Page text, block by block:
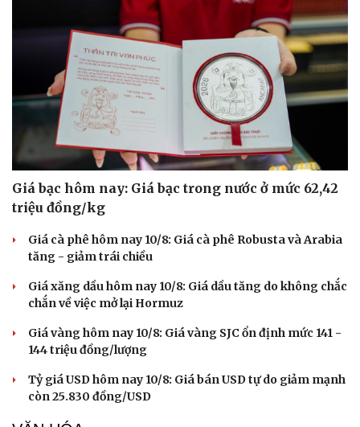
Giá bạc hôm nay: Giá bạc trong nước ở mức 62,42
triệu đồng/kg
Giá cà phê hôm nay 10/8: Giá cà phê Robusta và Arabia
tăng - giảm trái chiều
Giá xăng dầu hôm nay 10/8: Giá dầu tăng do không chắc
chắn về việc mở lại Hormuz
Giá vàng hôm nay 10/8: Giá vàng SJC ổn định mức 141 -
144 triệu đồng/lượng
Tỷ giá USD hôm nay 10/8: Giá bán USD tự do giảm mạnh
còn 25.830 đồng/USD